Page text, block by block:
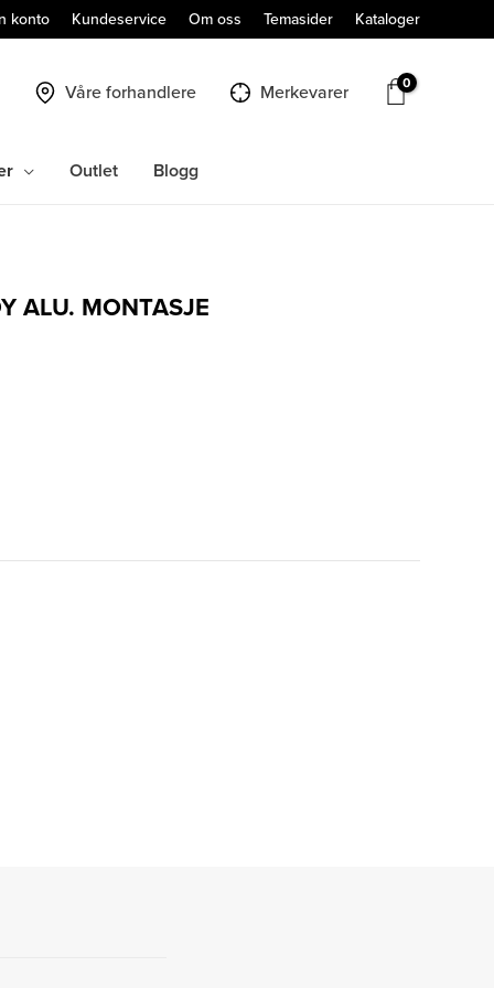
konto Kundeservice Om oss Temasider Kataloger
Våre forhandlere Merkevarer
Outlet Blogg
ALU. MONTASJE